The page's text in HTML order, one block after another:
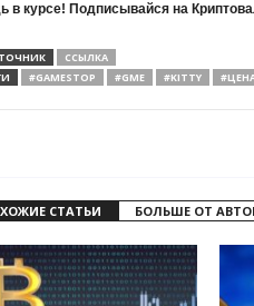
в курсе! Подписывайся на
ССЫЛКА
#GAMESTOP #GME #KITTY
СТАТЬИ БОЛЬШЕ ОТ